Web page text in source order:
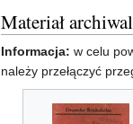
Materiał
Informacja: w celu
należy przełączyć